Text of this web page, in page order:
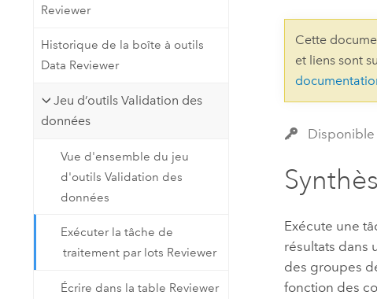
Créer des applications de
cartographie et d’analyse spatiale
Reviewer
Historique de la boîte à outils
Data Reviewer
Jeu d’outils Validation des
données
Vue d'ensemble du jeu
d'outils Validation des
données
Exécuter la tâche de
traitement par lots Reviewer
Écrire dans la table Reviewer
Cette
et liens sont
Disponible
Exécute une
résultats dans
des groupes
fonction des